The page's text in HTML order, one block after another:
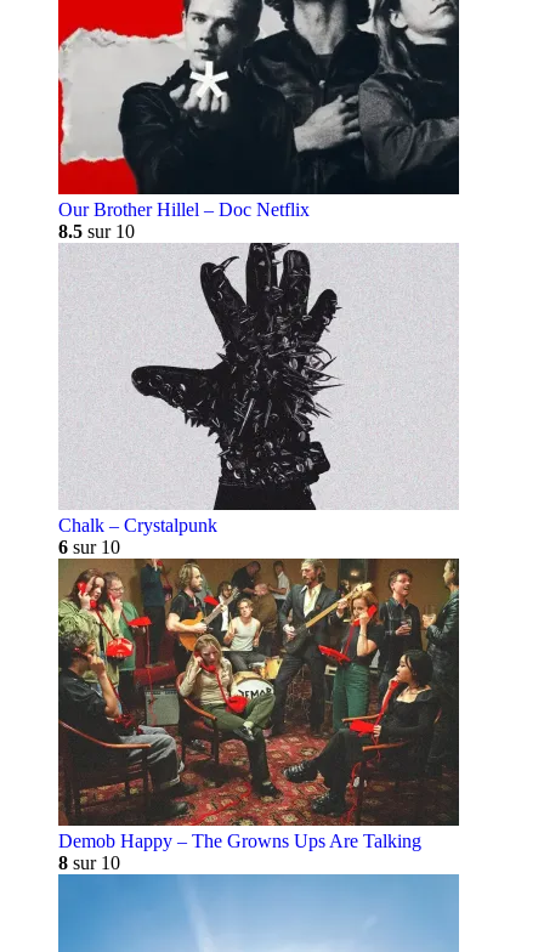
Our Brother Hillel – Doc Netflix
8.5 sur 10
Chalk – Crystalpunk
6 sur 10
Demob Happy – The Growns Ups Are Talking
8 sur 10